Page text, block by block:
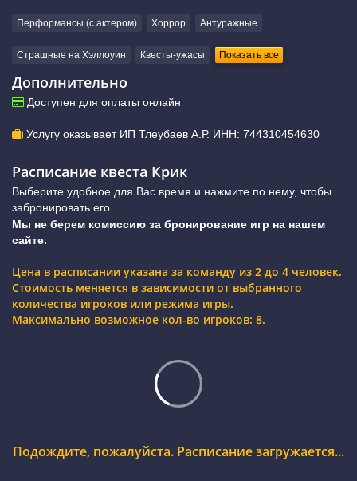
Перформансы (с актером) Хоррор Антуражные
Страшные на Хэллоуин Квесты-ужасы Показать все
Дополнительно
Доступен для оплаты онлайн
Услугу оказывает ИП Тлеубаев А.Р. ИНН: 744310454630
Расписание квеста Крик
Выберите удобное для Вас время и нажмите по нему, чтобы
забронировать его.
Мы не берем комиссию за бронирование игр на нашем
сайте.
Цена в расписании указана за команду из 2 до 4 человек.
Стоимость меняется в зависимости от выбранного
количества игроков или режима игры.
Максимально возможное кол-во игроков: 8.
Подождите, пожалуйста. Расписание загружается...